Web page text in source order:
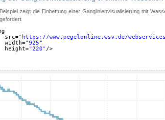
zeigt die Einbettung einer Ganglinienvisualisierung mit
src=" https://www.pegelonline.wsv.de/
width="925"
height="220" />